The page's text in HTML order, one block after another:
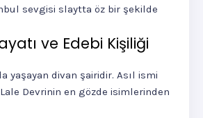
sevgisi slaytta öz bir şekilde
ve Edebi Kişiliği
yaşayan divan şairidir. Asıl ismi
Devrinin en gözde isimlerinden